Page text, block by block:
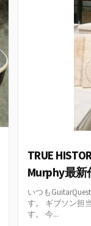
TRUE
Murphy最新
いつも
す。 ギブソン担
す。 今...